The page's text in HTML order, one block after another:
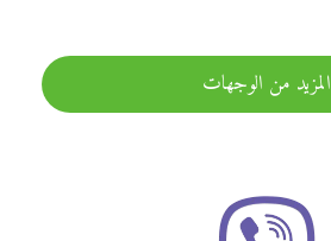
المزيد من الوجهات